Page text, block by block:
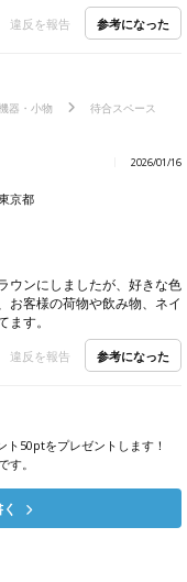
違反を報告 参考になった
器・小物
待合スペース
2026/01/16
京都
ウンにしましたが、好きな色
お客様の荷物や飲み物、ネイ
す。
違反を報告 参考になった
50ptをプレゼントします！
。